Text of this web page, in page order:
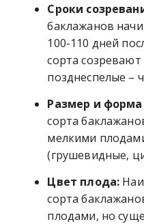
Сроки
баклажанов
100-110 дней
сорта
позднеспелые –
Размер и
сорта
мелкими
(грушевидные,
Цвет плода:
сорта
плодами, но